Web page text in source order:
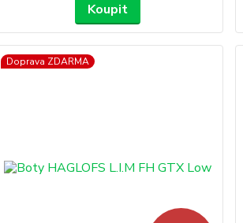
Koupit
Doprava ZDARMA